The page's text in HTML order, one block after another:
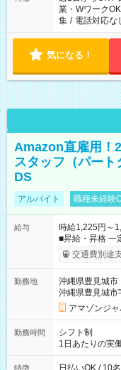
業・WワークOK
集 / 電話対応な
気になる！
Amazon直雇用！
スタッフ（パー
DS
アルバイト 職種未経験
給与
時給1,225円～
■昇給・昇格 一
まで昇給の機会があります。 ■正
月25日支払い
☆Amazon直雇用で安定
あり 試用期間
です。
交通費別途
勤務地
沖縄県豊見城市
沖縄県豊見城
アマゾンジ
勤務時間
シフト制
1日あたりの実
特徴 日払いOK / 10